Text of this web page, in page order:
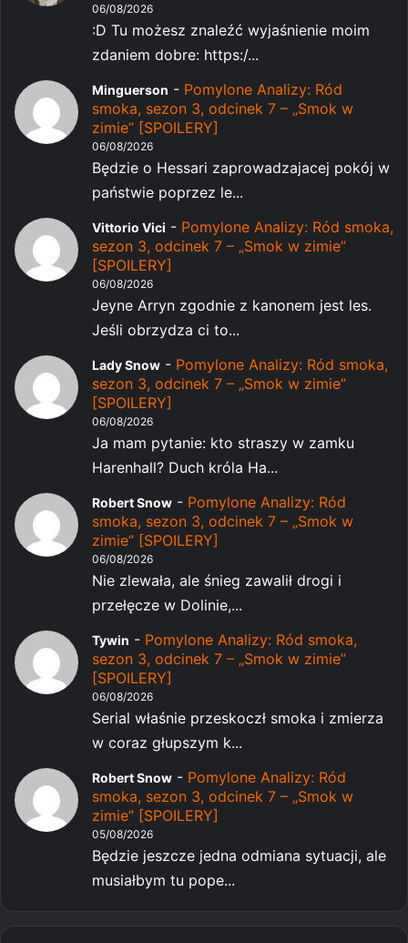
06/08/2026
:D Tu możesz znaleźć wyjaśnienie moim
zdaniem dobre: https:/...
Minguerson - Pomylone Analizy: Ród
smoka, sezon 3, odcinek 7 – „Smok w
zimie” [SPOILERY]
06/08/2026
Będzie o Hessari zaprowadzajacej pokój w
państwie poprzez le...
Vittorio Vici - Pomylone Analizy: Ród smoka,
sezon 3, odcinek 7 – „Smok w zimie”
[SPOILERY]
06/08/2026
Jeyne Arryn zgodnie z kanonem jest les.
Jeśli obrzydza ci to...
Lady Snow - Pomylone Analizy: Ród smoka,
sezon 3, odcinek 7 – „Smok w zimie”
[SPOILERY]
06/08/2026
Ja mam pytanie: kto straszy w zamku
Harenhall? Duch króla Ha...
Robert Snow - Pomylone Analizy: Ród
smoka, sezon 3, odcinek 7 – „Smok w
zimie” [SPOILERY]
06/08/2026
Nie zlewała, ale śnieg zawalił drogi i
przełęcze w Dolinie,...
Tywin - Pomylone Analizy: Ród smoka,
sezon 3, odcinek 7 – „Smok w zimie”
[SPOILERY]
06/08/2026
Serial właśnie przeskoczł smoka i zmierza
w coraz głupszym k...
Robert Snow - Pomylone Analizy: Ród
smoka, sezon 3, odcinek 7 – „Smok w
zimie” [SPOILERY]
05/08/2026
Będzie jeszcze jedna odmiana sytuacji, ale
musiałbym tu pope...